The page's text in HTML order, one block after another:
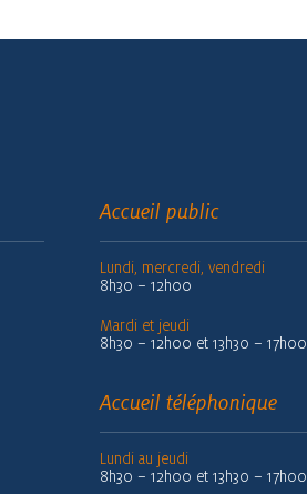
Accueil public
Lundi, mercredi, vendredi
8h30 – 12h00
Mardi et jeudi
8h30 – 12h00 et 13h30 – 17h00
Accueil téléphonique
Lundi au jeudi
8h30 – 12h00 et 13h30 – 17h00